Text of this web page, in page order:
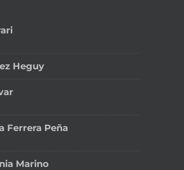
Heguy
Ferrera Peña
Marino